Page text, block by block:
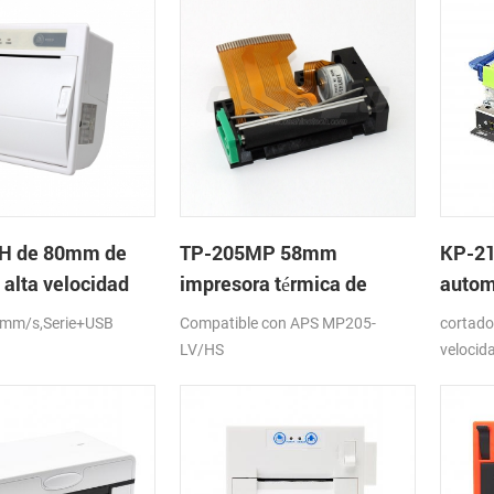
de 80mm de
alta velocidad
de la impresora
s,Serie+USB
TP-205MP 58mm
impresora térmica de
cabeza
Compatible con APS MP205-
LV/HS
KP-